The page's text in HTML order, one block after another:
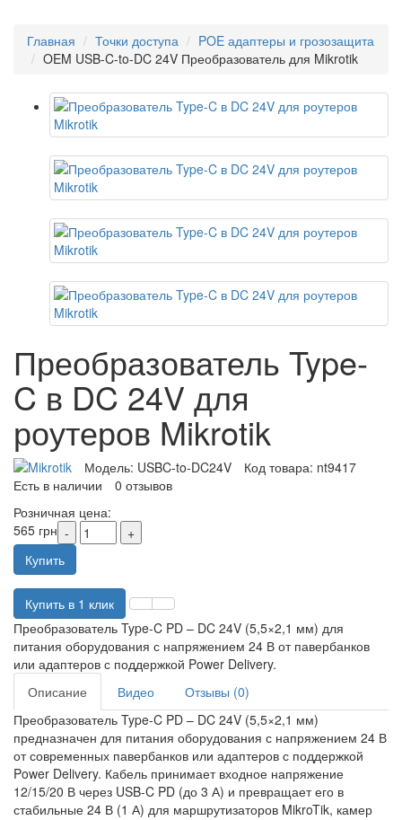
Главная Точки доступа
POE адаптеры и грозозащита
OEM USB-C-to-DC 24V Преобразователь для Mikrotik
Преобразователь Type-
C в DC 24V для
роутеров Mikrotik
Модель: USBC-to-DC24V Код товара: nt9417
Есть в наличии
0 отзывов
Розничная цена:
565 грн
Купить
Купить в 1 клик
Преобразователь Type-C PD – DC 24V (5,5×2,1 мм) для
питания оборудования с напряжением 24 В от павербанков
или адаптеров с поддержкой Power Delivery.
Описание
Видео
Отзывы (0)
Преобразователь Type-C PD – DC 24V (5,5×2,1 мм)
предназначен для питания оборудования с напряжением 24 В
от современных павербанков или адаптеров с поддержкой
Power Delivery. Кабель принимает входное напряжение
12/15/20 В через USB-C PD (до 3 А) и превращает его в
стабильные 24 В (1 А) для маршрутизаторов MikroTik, камер